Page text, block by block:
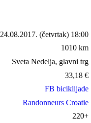
24.08.2017. (četvrtak) 18:00
1010 km
Sveta Nedelja, glavni trg
33,18 €
FB biciklijade
Randonneurs Croatie
220+